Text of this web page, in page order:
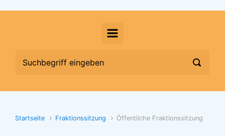
Startseite Fraktionssitzung Öffentliche Fraktionssitzung